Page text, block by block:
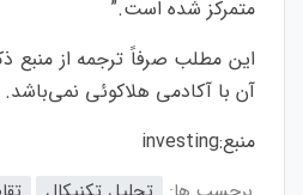
متمرکز شده است.”
این مطلب صرفاً ترجمه از منبع
آن با آکادمی هلاکوئی نمی‌باشد.
منبع:investing